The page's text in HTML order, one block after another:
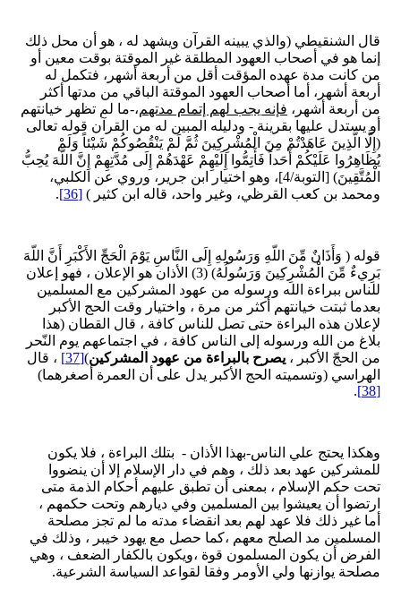
قال الشنقيطي (والذي يبينه القرآن ويشهد له ، هو أن محل ذلك
إنما هو في أصحاب العهود المطلقة غير الموقتة بوقت معين أو
من كانت مدة عهده المؤقت أقل من أربعة أشهر، فتكمل له
أربعة أشهر، أما أصحاب العهود الموقتة الباقي من مدتها أكثر
من أربعة أشهر، فإنه يجب لهم إتمام مدتهم،-ما لم تظهر خيانتهم
أو يستدل عليها بقرينة - ودليله المبين له من القرآن قوله تعالى
(إِلَّا الَّذِينَ عَاهَدْتُمْ مِنَ الْمُشْرِكِينَ ثُمَّ لَمْ يَنْقُصُوكُمْ شَيْئاً وَلَمْ
يُظَاهِرُوا عَلَيْكُمْ أَحَداً فَأَتِمُّوا إِلَيْهِمْ عَهْدَهُمْ إِلَى مُدَّتِهِمْ إِنَّ اللَّهَ يُحِبُّ
الْمُتَّقِينَ) [التوبة/4]، وهو اختيار ابن جرير، وروي عن الكلبي،
ومحمد بن كعب القرظي، وغير واحد، قاله ابن كثير ) [36]
.
قوله ( وَأَذَانٌ مِّنَ اللّهِ وَرَسُولِهِ إِلَى النَّاسِ يَوْمَ الْحَجِّ الأَكْبَرِ أَنَّ اللّهَ
بَرِيءٌ مِّنَ الْمُشْرِكِينَ وَرَسُولُهُ) (3) الأذان هو الإعلان ، فهو إعلان
للناس ببراءة الله ورسوله من عهود المشركين مع المسلمين
بعدما ثبتت خيانتهم أكثر من مرة ، واختيار وقت الحج الأكبر
لإعلان هذه البراءة حتى تصل للناس كافة ، قال القطان (هذا
بلاغ من الله ورسوله إلى الناس كافة ، في اجتماعهم يوم النّحر
من الحجّ الأكبر ، يصرح بالبراءة من عهود المشركين)
[37]
، قال
الهراسي (وتسميته الحج الأكبر يدل على أن العمرة أصغرهما)
[38]
.
وهكذا يحتج علي الناس-بهذا الأذان - بتلك البراءة ، فلا يكون
للمشركين عهد بعد ذلك ، وهم في دار الإسلام إلا أن ينضووا
تحت حكم الإسلام ، بمعنى أن تطبق عليهم أحكام الذمة متى
ارتضوا أن يعيشوا بين المسلمين وفي ديارهم وتحت حكمهم ،
أما غير ذلك فلا عهد لهم بعد انقضاء مدته ما لم تجز مصلحة
المسلمين مد الصلح معهم ،كما حصل مع يهود خيبر ، وذلك في
الفرض أن يكون المسلمون قوة ،ويكون بالكفار الضعف ، وهي
مصلحة يوازنها ولي الأومر وفقا لقواعد السياسة الشرعية.